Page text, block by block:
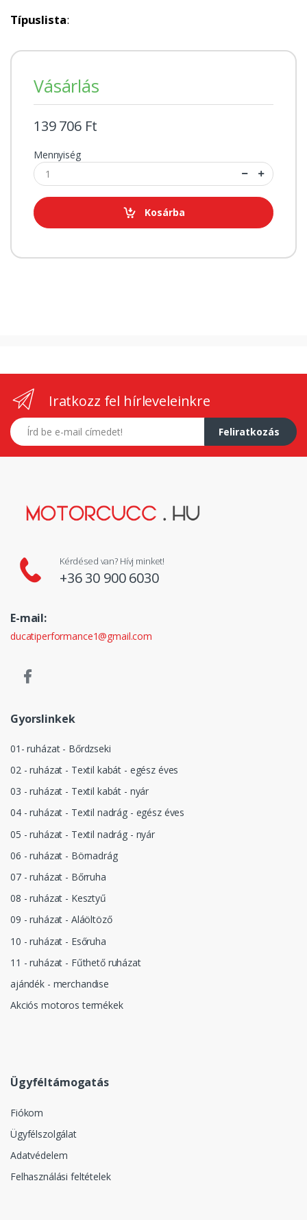
Típuslista:
Vásárlás
139 706 Ft
Mennyiség
Kosárba
Iratkozz fel hírleveleinkre
E-mail címed
Feliratkozás
Kérdésed van? Hívj minket!
+36 30 900 6030
E-mail:
ducatiperformance1@gmail.com
Gyorslinkek
01- ruházat - Bőrdzseki
02 - ruházat - Textil kabát - egész éves
03 - ruházat - Textil kabát - nyár
04 - ruházat - Textil nadrág - egész éves
05 - ruházat - Textil nadrág - nyár
06 - ruházat - Börnadrág
07 - ruházat - Bőrruha
08 - ruházat - Kesztyű
09 - ruházat - Aláöltöző
10 - ruházat - Esőruha
11 - ruházat - Fűthető ruházat
ajándék - merchandise
Akciós motoros termékek
Ügyféltámogatás
Fiókom
Ügyfélszolgálat
Adatvédelem
Felhasználási feltételek